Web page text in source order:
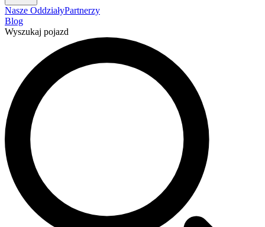
Nasze OddziałyPartnerzy
Blog
Wyszukaj pojazd